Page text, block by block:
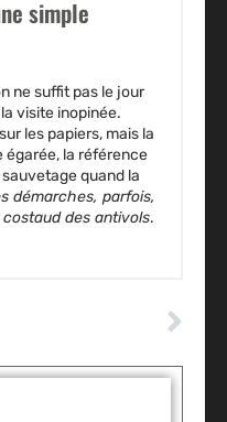
simple
ne suffit pas le jour
visite inopinée.
les papiers, mais la
la référence
quand la
démarches, parfois,
des antivols.